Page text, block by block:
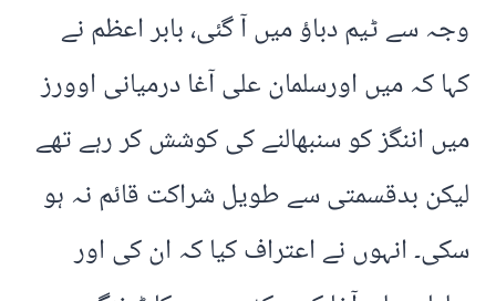
وجہ سے ٹیم دباؤ میں آ گئی، بابر اعظم نے
کہا کہ میں اورسلمان علی آغا درمیانی اوورز
میں اننگز کو سنبھالنے کی کوشش کر رہے تھے
لیکن بدقسمتی سے طویل شراکت قائم نہ ہو
سکی۔ انہوں نے اعتراف کیا کہ ان کی اور